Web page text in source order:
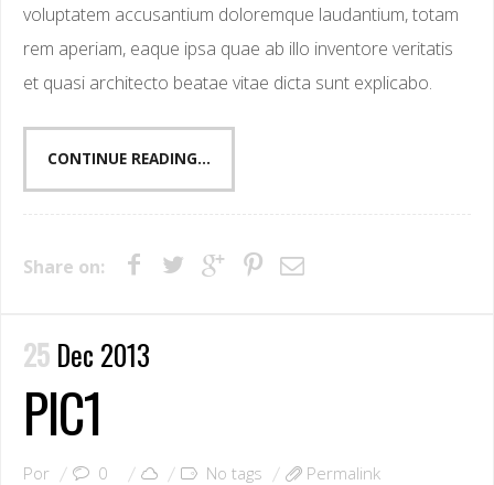
voluptatem accusantium doloremque laudantium, totam
rem aperiam, eaque ipsa quae ab illo inventore veritatis
et quasi architecto beatae vitae dicta sunt explicabo.
CONTINUE READING...
Share on:
25 Dec 2013
PIC1
Por 0 No tags Permalink